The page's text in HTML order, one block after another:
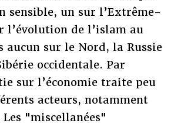
sensible, un sur l’Extrême-
l’évolution de l’islam au
aucun sur le Nord, la Russie
occidentale. Par
sur l’économie traite peu
acteurs, notamment
"miscellanées"